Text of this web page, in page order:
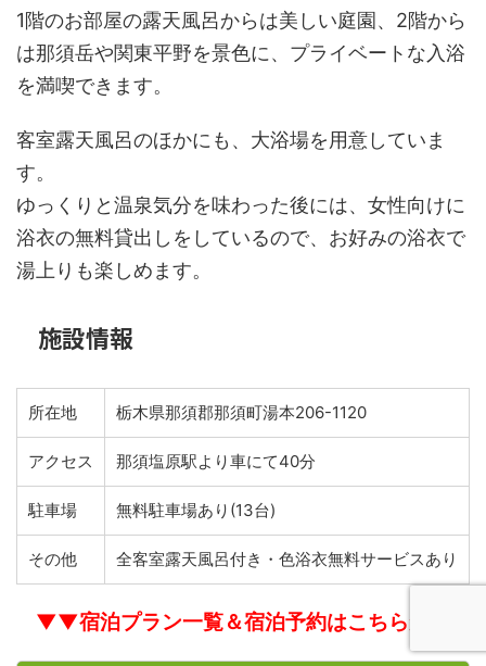
1階のお部屋の露天風呂からは美しい庭園、2階から
は那須岳や関東平野を景色に、プライベートな入浴
を満喫できます。
客室露天風呂のほかにも、大浴場を用意していま
す。
ゆっくりと温泉気分を味わった後には、女性向けに
浴衣の無料貸出しをしているので、お好みの浴衣で
湯上りも楽しめます。
施設情報
所在地 栃木県那須郡那須町湯本206-1120
アクセス 那須塩原駅より車にて40分
駐車場 無料駐車場あり(13台)
その他 全客室露天風呂付き・色浴衣無料サービスあり
▼▼宿泊プラン一覧＆宿泊予約はこちらから